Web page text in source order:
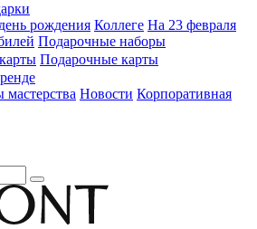
рождения Коллеге На 23 февраля
Подарочные наборы
Подарочные карты
мастерства Новости Корпоративная